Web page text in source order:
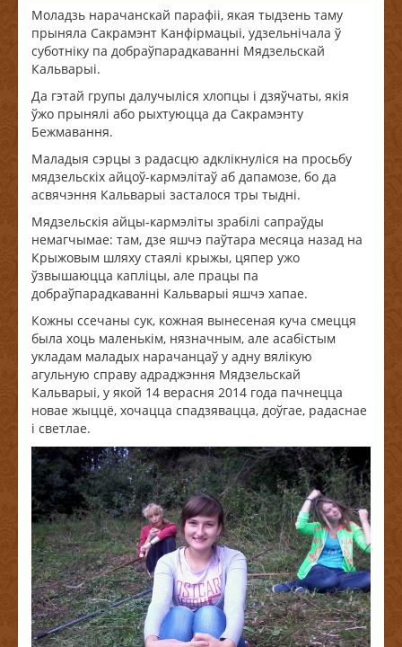
Моладзь нарачанскай парафіі, якая тыдзень таму
прыняла Сакрамэнт Канфірмацыі, удзельнічала ў
суботніку па добраўпарадкаванні Мядзельскай
Кальварыі.
Да гэтай групы далучыліся хлопцы і дзяўчаты, якія
ўжо прынялі або рыхтуюцца да Сакрамэнту
Бежмавання.
Маладыя сэрцы з радасцю адклікнуліся на просьбу
мядзельскіх айцоў-кармэлітаў аб дапамозе, бо да
асвячэння Кальварыі засталося тры тыдні.
Мядзельскія айцы-кармэліты зрабілі сапраўды
немагчымае: там, дзе яшчэ паўтара месяца назад на
Крыжовым шляху стаялі крыжы, цяпер ужо
ўзвышаюцца капліцы, але працы па
добраўпарадкаванні Кальварыі яшчэ хапае.
Кожны ссечаны сук, кожная вынесеная куча смецця
была хоць маленькім, нязначным, але асабістым
укладам маладых нарачанцаў у адну вялікую
агульную справу адраджэння Мядзельскай
Кальварыі, у якой 14 верасня 2014 года пачнецца
новае жыццё, хочацца спадзявацца, доўгае, радаснае
і светлае.